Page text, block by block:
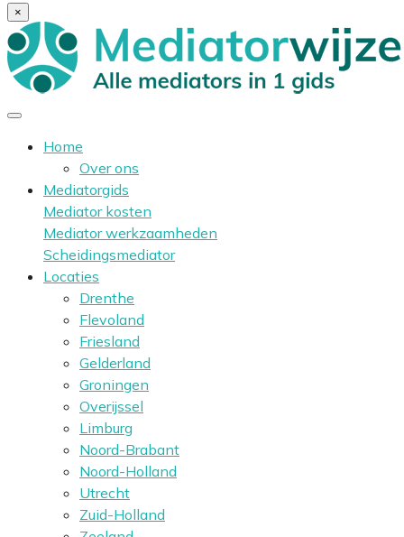
×
Home
Over ons
Mediatorgids
Mediator kosten
Mediator werkzaamheden
Scheidingsmediator
Locaties
Drenthe
Flevoland
Friesland
Gelderland
Groningen
Overijssel
Limburg
Noord-Brabant
Noord-Holland
Utrecht
Zuid-Holland